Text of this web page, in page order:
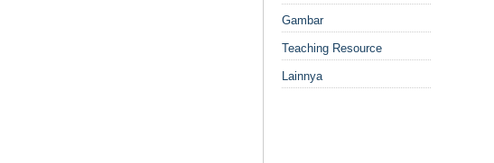
Gambar
Teaching Resource
Lainnya